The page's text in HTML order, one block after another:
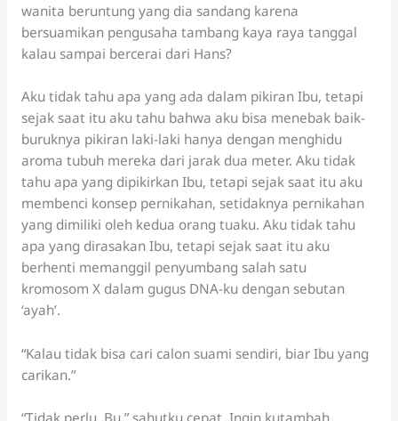
wanita beruntung yang dia sandang karena
bersuamikan pengusaha tambang kaya raya tanggal
kalau sampai bercerai dari Hans?
Aku tidak tahu apa yang ada dalam pikiran Ibu, tetapi
sejak saat itu aku tahu bahwa aku bisa menebak baik-
buruknya pikiran laki-laki hanya dengan menghidu
aroma tubuh mereka dari jarak dua meter. Aku tidak
tahu apa yang dipikirkan Ibu, tetapi sejak saat itu aku
membenci konsep pernikahan, setidaknya pernikahan
yang dimiliki oleh kedua orang tuaku. Aku tidak tahu
apa yang dirasakan Ibu, tetapi sejak saat itu aku
berhenti memanggil penyumbang salah satu
kromosom X dalam gugus DNA-ku dengan sebutan
‘ayah’.
“Kalau tidak bisa cari calon suami sendiri, biar Ibu yang
carikan.”